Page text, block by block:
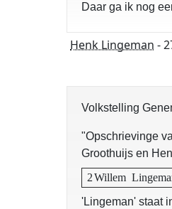
Daar ga ik nog
Henk Lingeman -
Volkstelling
"Opschrievinge
Groothuijs en
2Willem
'Lingeman' staat